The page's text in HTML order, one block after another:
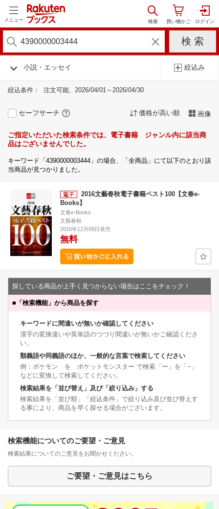
メニュー
小説・エッセイ 絞込み
絞込条件： 注文可能 2026/04/01～2026/04/30
セーフサーチ 価格が高い順 画像
ご指定いただいた検索条件では、電子書籍 ジャンル内に該当商
品はございませんでした。
キーワード「4390000003444」の場合、「全商品」にて以下のとおり該
当商品が見つかりました。
2016文藝春秋電子書籍ベスト100【文春e-
Books】
文春e-Books
文藝春秋
2016年12月09日発売
無料
探している商品が上手く見つからない場合はここをチェック！
■ 「検索機能」から商品を探す
キーワードに間違いが無いか確認してください
漢字の変換違いや英単語のつづり間違いが無いかご確認くださ
い。
類義語や同義語のほか、一般的な言葉で検索してください
例：ポケモン を ポケットモンスター で検索「ー」を「−」
などに変換して検索してください。
検索結果を「並び替え」及び「絞り込み」する
検索結果を「並び順」「絞込条件」で絞り込み及び並び替えす
る事により、商品を早く探せる場合がございます。
検索機能についてのご要望・ご意見
検索結果についてのご意見をお聞かせください。
ご要望・ご意見はこちら